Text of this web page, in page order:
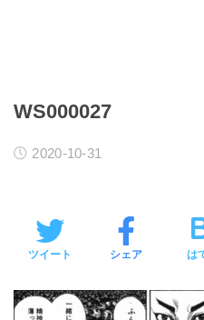
WS000027
2020-10-31
ツイート シェア は